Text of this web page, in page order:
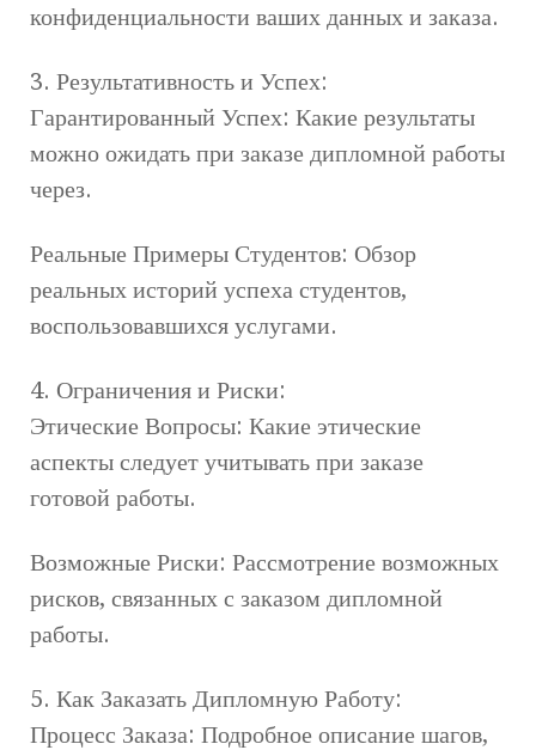
конфиденциальности ваших данных и заказа.
3. Результативность и Успех:
Гарантированный Успех: Какие результаты
можно ожидать при заказе дипломной работы
через.
Реальные Примеры Студентов: Обзор
реальных историй успеха студентов,
воспользовавшихся услугами.
4. Ограничения и Риски:
Этические Вопросы: Какие этические
аспекты следует учитывать при заказе
готовой работы.
Возможные Риски: Рассмотрение возможных
рисков, связанных с заказом дипломной
работы.
5. Как Заказать Дипломную Работу:
Процесс Заказа: Подробное описание шагов,